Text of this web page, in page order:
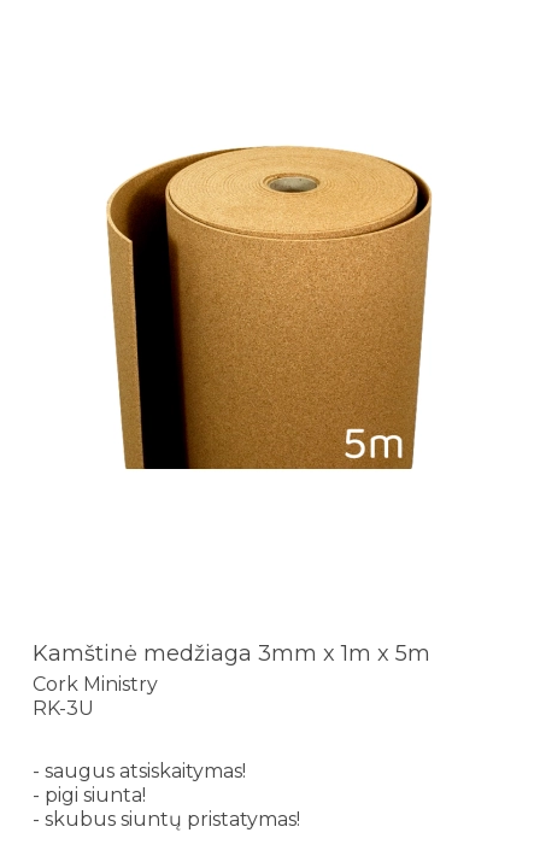
Kamštinė medžiaga 3mm x 1m x 5m
Cork Ministry
RK-3U
- saugus atsiskaitymas!
- pigi siunta!
- skubus siuntų pristatymas!